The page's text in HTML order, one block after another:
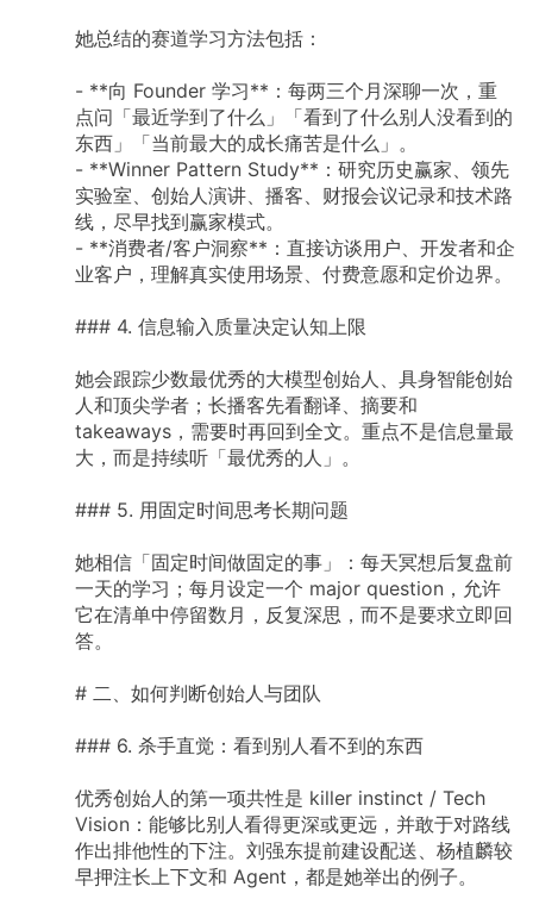
她总结的赛道学习方法包括：
- **向 Founder 学习**：每两三个月深聊一次，重
点问「最近学到了什么」「看到了什么别人没看到的
东西」「当前最大的成长痛苦是什么」。
- **Winner Pattern Study**：研究历史赢家、领先
实验室、创始人演讲、播客、财报会议记录和技术路
线，尽早找到赢家模式。
- **消费者/客户洞察**：直接访谈用户、开发者和企
业客户，理解真实使用场景、付费意愿和定价边界。
### 4. 信息输入质量决定认知上限
她会跟踪少数最优秀的大模型创始人、具身智能创始
人和顶尖学者；长播客先看翻译、摘要和
takeaways，需要时再回到全文。重点不是信息量最
大，而是持续听「最优秀的人」。
### 5. 用固定时间思考长期问题
她相信「固定时间做固定的事」：每天冥想后复盘前
一天的学习；每月设定一个 major question，允许
它在清单中停留数月，反复深思，而不是要求立即回
答。
# 二、如何判断创始人与团队
### 6. 杀手直觉：看到别人看不到的东西
优秀创始人的第一项共性是 killer instinct / Tech
Vision：能够比别人看得更深或更远，并敢于对路线
作出排他性的下注。刘强东提前建设配送、杨植麟较
早押注长上下文和 Agent，都是她举出的例子。